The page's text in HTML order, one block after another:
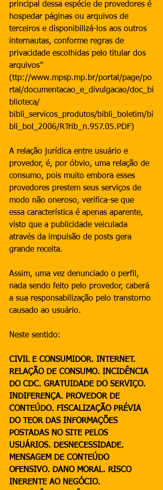
principal dessa espécie de provedores é
hospedar páginas ou arquivos de
terceiros e disponibilizá-los aos outros
internautas, conforme regras de
privacidade escolhidas pelo titular dos
arquivos”
(ttp://www.mpsp.mp.br/portal/page/po
rtal/documentacao_e_divulgacao/doc_bi
blioteca/
bibli_servicos_produtos/bibli_boletim/bi
bli_bol_2006/RTrib_n.957.05.PDF)
A relação jurídica entre usuário e
provedor, é, por óbvio, uma relação de
consumo, pois muito embora esses
provedores prestem seus serviços de
modo não oneroso, verifica-se que
essa característica é apenas aparente,
visto que a publicidade veiculada
através da impulsão de posts gera
grande receita.
Assim, uma vez denunciado o perfil,
nada sendo feito pelo provedor, caberá
a sua responsabilização pelo transtorno
causado ao usuário.
Neste sentido:
CIVIL E CONSUMIDOR. INTERNET.
RELAÇÃO DE CONSUMO. INCIDÊNCIA
DO CDC. GRATUIDADE DO SERVIÇO.
INDIFERENÇA. PROVEDOR DE
CONTEÚDO. FISCALIZAÇÃO PRÉVIA
DO TEOR DAS INFORMAÇÕES
POSTADAS NO SITE PELOS
USUÁRIOS. DESNECESSIDADE.
MENSAGEM DE CONTEÚDO
OFENSIVO. DANO MORAL. RISCO
INERENTE AO NEGÓCIO.